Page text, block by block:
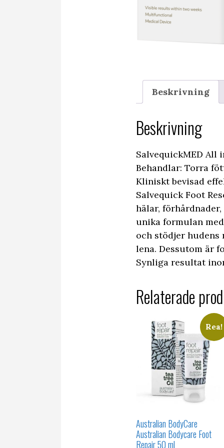
Beskrivning
Beskrivning
SalvequickMED All
Behandlar: Torra
Kliniskt bevisad
Salvequick Foot
hälar,
unika formulan
och stödjer
lena. Dessutom är
Synliga resultat
Relaterade
Rea!
Australian BodyCare
Australian Bodycare Foot
Repair 50 ml